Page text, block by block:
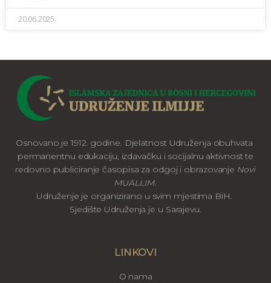
20.06.2025.
Osnovano je 1912. godine. Djelatnost Udruženja obuhvata
permanentnu edukaciju, izdavačku i socijalnu aktivnost te
redovno publiciranje časopisa za odgoj i obrazovanje Novi
MUALLIM.
Udruženje je organizirano u svim mjestima BiH.
Sjedište Udruženja je u Sarajevu.
LINKOVI
O nama